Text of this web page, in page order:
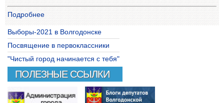
Подробнее
Выборы-2021 в Волгодонске
Посвящение в первоклассники
"Чистый город начинается с тебя"
ПОЛЕЗНЫЕ ССЫЛКИ